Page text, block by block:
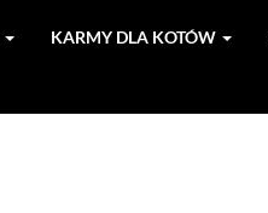
KARMY DLA KOTÓW